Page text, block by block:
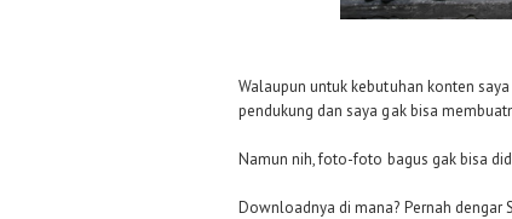
Walaupun untuk kebutuhan konten
pendukung dan saya gak bisa
Namun nih, foto-foto bagus gak bisa
Downloadnya di mana? Pernah dengar